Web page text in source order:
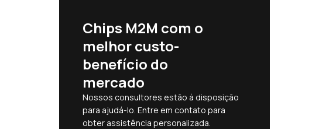
Chips M2M com o
melhor custo-
benefício do
mercado
Nossos consultores estão à disposição
para ajudá-lo. Entre em contato para
obter assistência personalizada.